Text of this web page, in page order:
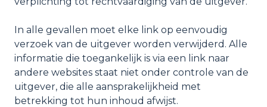
In alle gevallen moet elke link op eenvoudig
verzoek van de uitgever worden verwijderd. Alle
informatie die toegankelijk is via een link naar
andere websites staat niet onder controle van de
uitgever, die alle aansprakelijkheid met
betrekking tot hun inhoud afwijst.